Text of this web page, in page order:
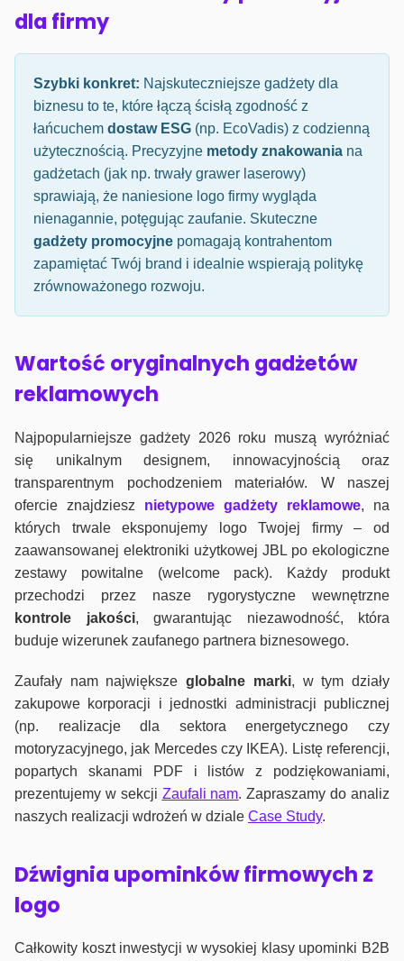
dla firmy
Szybki konkret: Najskuteczniejsze gadżety dla
biznesu to te, które łączą ścisłą zgodność z
łańcuchem dostaw ESG (np. EcoVadis) z codzienną
użytecznością. Precyzyjne metody znakowania na
gadżetach (jak np. trwały grawer laserowy)
sprawiają, że naniesione logo firmy wygląda
nienagannie, potęgując zaufanie. Skuteczne
gadżety promocyjne pomagają kontrahentom
zapamiętać Twój brand i idealnie wspierają politykę
zrównoważonego rozwoju.
Wartość oryginalnych gadżetów
reklamowych
Najpopularniejsze gadżety 2026 roku muszą wyróżniać
się unikalnym designem, innowacyjnością oraz
transparentnym pochodzeniem materiałów. W naszej
ofercie znajdziesz nietypowe gadżety reklamowe, na
których trwale eksponujemy logo Twojej firmy – od
zaawansowanej elektroniki użytkowej JBL po ekologiczne
zestawy powitalne (welcome pack). Każdy produkt
przechodzi przez nasze rygorystyczne wewnętrzne
kontrole jakości, gwarantując niezawodność, która
buduje wizerunek zaufanego partnera biznesowego.
Zaufały nam największeglobalne marki, w tym działy
zakupowe korporacji i jednostki administracji publicznej
(np. realizacje dla sektora energetycznego czy
motoryzacyjnego, jak Mercedes czy IKEA). Listę referencji,
popartych skanami PDF i listów z podziękowaniami,
prezentujemy w sekcji Zaufali nam. Zapraszamy do analiz
naszych realizacji wdrożeń w dziale Case Study.
Dźwignia upominków firmowych z
logo
Całkowity koszt inwestycji w wysokiej klasy upominki B2B